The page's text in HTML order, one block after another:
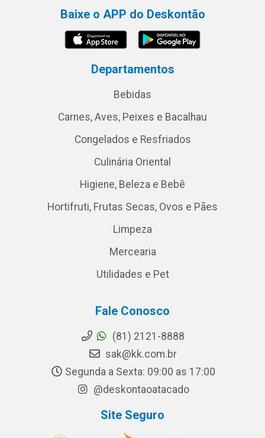
Baixe o APP do Deskontão
Departamentos
Bebidas
Carnes, Aves, Peixes e Bacalhau
Congelados e Resfriados
Culinária Oriental
Higiene, Beleza e Bebê
Hortifruti, Frutas Secas, Ovos e Pães
Limpeza
Mercearia
Utilidades e Pet
Fale Conosco
(81) 2121-8888
sak@kk.com.br
Segunda a Sexta: 09:00 as 17:00
@deskontaoatacado
Site Seguro